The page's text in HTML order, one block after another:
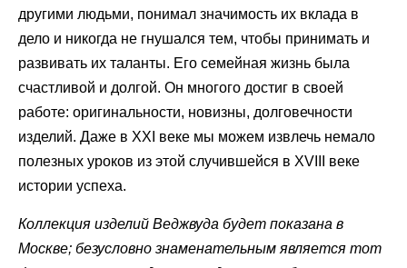
другими людьми, понимал значимость их вклада в
дело и никогда не гнушался тем, чтобы принимать и
развивать их таланты. Его семейная жизнь была
счастливой и долгой. Он многого достиг в своей
работе: оригинальности, новизны, долговечности
изделий. Даже в XXI веке мы можем извлечь немало
полезных уроков из этой случившейся в XVIII веке
истории успеха.
Коллекция изделий Веджвуда будет показана в
Москве; безусловно знаменательным является тот